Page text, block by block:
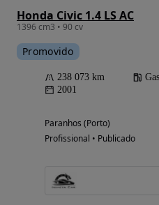
Honda Civic 1.4 LS AC
1396 cm3 • 90 cv
Promovido
238 073 km
2001
Paranhos (Porto)
Profissional • Publicado